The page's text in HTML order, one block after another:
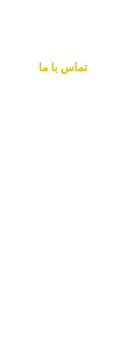
تماس با ما